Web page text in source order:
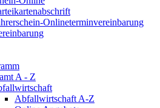
Onlineterminvereinbarung
A - Z
Abfallwirtschaft A-Z